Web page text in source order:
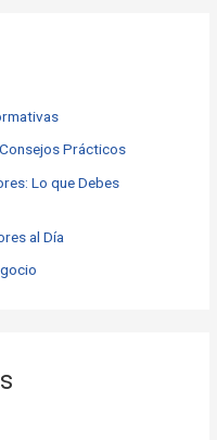
Prácticos
Lo que Debes
al Día